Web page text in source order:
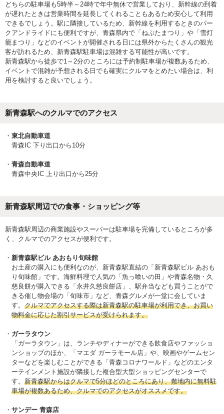
どちらの駐車場も5時半～24時で年中無休で営業しており、新幹線の到着
が遅れたときは営業時間を延長してくれることもあるため安心して利用
できるでしょう。駅に隣接しているため、新幹線を利用するときのパー
クアンドライドにも便利ですが、青森県内で「ねぷたまつり」や「雪灯
籠まつり」などのイベントが開催される日には県外からたくさんの観光
客が訪れるため、新青森駅駐車場は混雑する可能性が高いです。
新青森駅から徒歩で1～2分のところには予約制駐車場が複数あるため、
イベントで混雑が予想される日でも確実にクルマをとめたい場合は、利
用を検討すると良いでしょう。
新青森駅へのクルマでのアクセス
東北自動車道
青森IC 下り出口から10分
青森自動車道
青森中央IC 上り出口から25分
新青森駅周辺での食事・ショッピング等
新青森駅周辺の商業施設やスーパーは駐車場を完備しているところが多
く、クルマでのアクセスが便利です。
新青森駅ビル あおもり旬味館
お土産の購入にも便利なのが、新青森駅直結の「新青森駅ビル あおも
り旬味館」です。海鮮料理で人気の「魚っ喰いの田」や青森名物・久
慈良餅が購入できる「永井久慈良餅店」、駅弁当なども買うことがで
きる催し物会場の「旬味市」など、青森グルメが一堂に会していま
す。 クルマでアクセスする際は新青森駅の駐車場が利用でき、お買い
物料金に応じた割引サービスが受けられます。
ガーラタウン
「ガーラタウン」は、ランチやディナーができる飲食店やファッショ
ンショップのほか、「マエダ ガーラモール店」や、映画やゲームセン
ターなどを楽しむことができる「青森コロナワールド」などのエンタ
ーテインメント施設が隣接した複合型大型ショッピングセンターで
す。 新青森駅からはクルマで5分ほどのところにあり、敷地内に無料駐
車場が複数あるため、クルマでのアクセスがオススメです。
サンデー 青森店